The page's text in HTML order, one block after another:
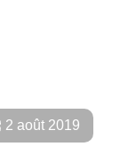
2 août 2019